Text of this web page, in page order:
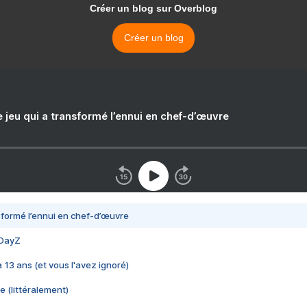
Créer un blog sur Overblog
Créer un blog
jeu qui a transformé l’ennui en chef-d’œuvre
l’ennui en chef-d’œuvre
13 ans (et vous l'avez ignoré)
(littéralement)